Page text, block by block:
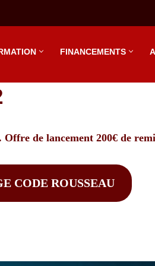
FINANCEMENTS
de lancement 200€ de
CODE ROUSSEAU